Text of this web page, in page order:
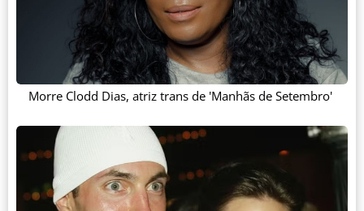
Morre Clodd Dias, atriz trans de 'Manhãs de Setembro'